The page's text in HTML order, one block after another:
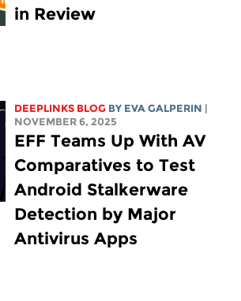
in Review
DEEPLINKS BLOG BY EVA GALPERIN |
NOVEMBER 6, 2025
EFF Teams Up With AV
Comparatives to Test
Android Stalkerware
Detection by Major
Antivirus Apps